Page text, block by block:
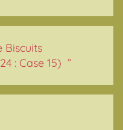
Biscuits
: Case 15) ”